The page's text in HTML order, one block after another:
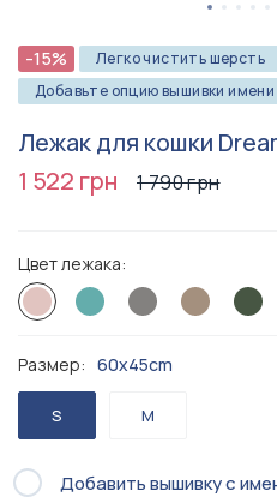
-15% Легко чистить шерсть
Добавьте опцию вышивки имени
Лежак для кошки
1 522 грн
1 790 грн
Цвет лежака:
Размер: 60x45cm
S M
Добавить вышивку с